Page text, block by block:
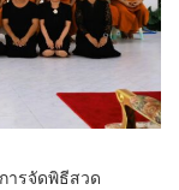
ารจัดพิธีสวด